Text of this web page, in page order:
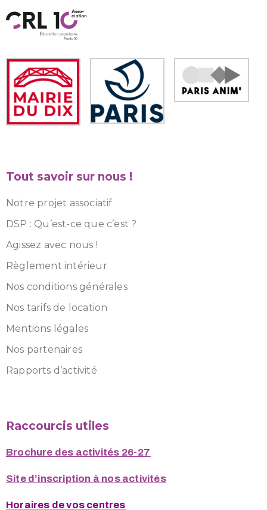
Tout savoir sur nous !
Notre projet associatif
DSP : Qu’est-ce que c’est ?
Agissez avec nous !
Règlement intérieur
Nos conditions générales
Nos tarifs de location
Mentions légales
Nos partenaires
Rapports d’activité
Raccourcis utiles
Brochure des activités 26-27
Site d’inscription à nos activités
Horaires de vos centres